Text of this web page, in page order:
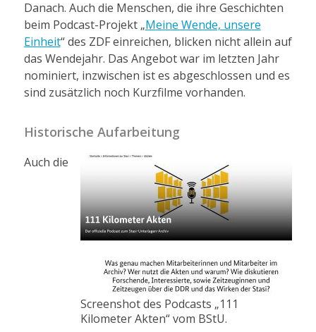
Danach. Auch die Menschen, die ihre Geschichten
beim Podcast-Projekt „Meine Wende, unsere
Einheit“ des ZDF einreichen, blicken nicht allein auf
das Wendejahr. Das Angebot war im letzten Jahr
nominiert, inzwischen ist es abgeschlossen und es
sind zusätzlich noch Kurzfilme vorhanden.
Historische Aufarbeitung
Screenshot des Podcasts „111
Kilometer Akten“ vom BStU.
Auch die